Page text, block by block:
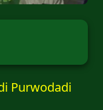
Purwodadi